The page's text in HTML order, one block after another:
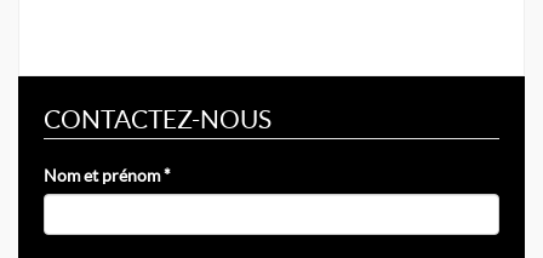
CONTACTEZ-NOUS
Nom et prénom *